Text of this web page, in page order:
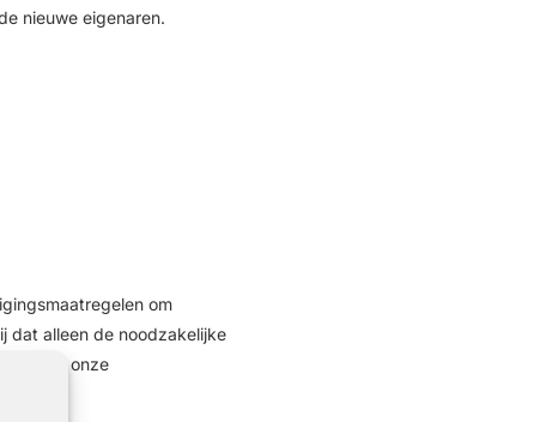
nieuwe eigenaren.
om
dat alleen de noodzakelijke
en dat onze